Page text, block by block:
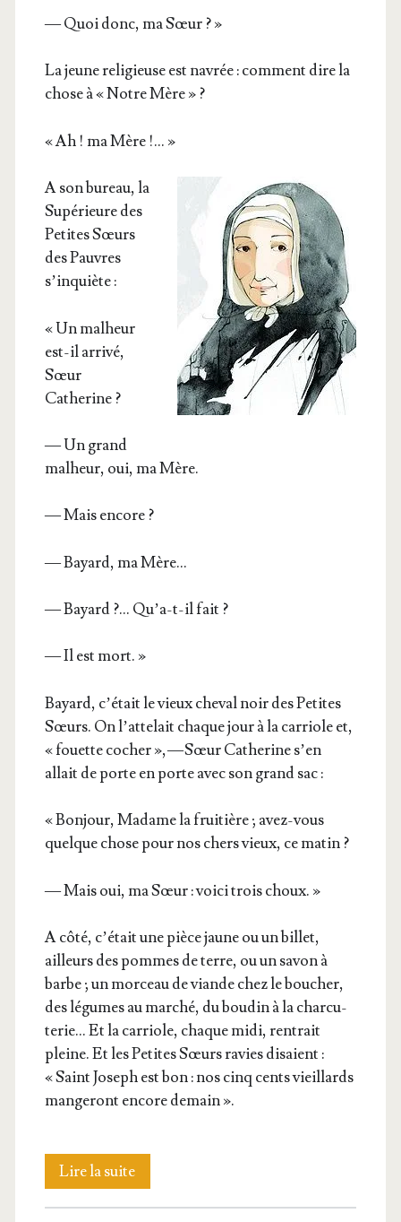
— Quoi donc, ma Sœur ? »
La jeune reli­gieuse est navrée : com­ment dire la
chose à « Notre Mère » ?
« Ah ! ma Mère !… »
A son bureau, la
Supé­rieure des
Petites Sœurs
des Pauvres
s’inquiète :
« Un mal­heur
est-il arri­vé,
Sœur
Catherine ?
— Un grand
mal­heur, oui, ma Mère.
— Mais encore ?
— Bayard, ma Mère…
— Bayard ?… Qu’a-t-il fait ?
— Il est mort. »
Bayard, c’é­tait le vieux che­val noir des Petites
Sœurs. On l’at­te­lait chaque jour à la car­riole et,
« fouette cocher », — Sœur Cathe­rine s’en
allait de porte en porte avec son grand sac :
« Bon­jour, Madame la frui­tière ; avez-vous
quelque chose pour nos chers vieux, ce matin ?
— Mais oui, ma Sœur : voi­ci trois choux. »
A côté, c’é­tait une pièce jaune ou un billet,
ailleurs des pommes de terre, ou un savon à
barbe ; un mor­ceau de viande chez le bou­cher,
des légumes au mar­ché, du bou­din à la char­cu­
te­rie… Et la car­riole, chaque midi, ren­trait
pleine. Et les Petites Sœurs ravies disaient :
« Saint Joseph est bon : nos cinq cents vieillards
man­ge­ront encore demain ».
Lire la suiteTrom­
pette,